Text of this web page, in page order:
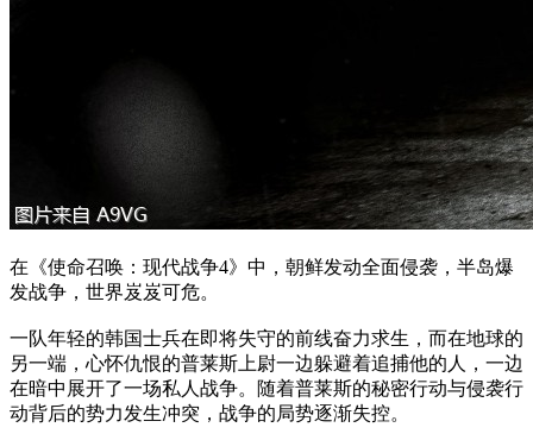
在《使命召唤：现代战争4》中，朝鲜发动全面侵袭，半岛爆
发战争，世界岌岌可危。
一队年轻的韩国士兵在即将失守的前线奋力求生，而在地球的
另一端，心怀仇恨的普莱斯上尉一边躲避着追捕他的人，一边
在暗中展开了一场私人战争。随着普莱斯的秘密行动与侵袭行
动背后的势力发生冲突，战争的局势逐渐失控。